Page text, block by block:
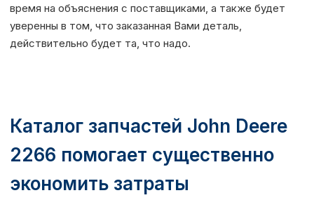
время на объяснения с поставщиками, а также будет
уверенны в том, что заказанная Вами деталь,
действительно будет та, что надо.
Каталог запчастей John Deere
2266 помогает существенно
экономить затраты